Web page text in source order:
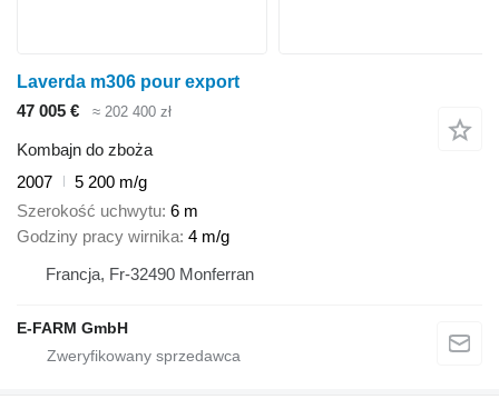
Laverda m306 pour export
47 005 €
≈ 202 400 zł
Kombajn do zboża
2007
5 200 m/g
Szerokość uchwytu 6 m
Godziny pracy wirnika 4 m/g
Francja, Fr-32490 Monferran
E-FARM GmbH